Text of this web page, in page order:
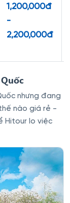
1,200,000đ
-
2,200,000đ
nhưng đang
nào giá rẻ -
Hitour lo việc